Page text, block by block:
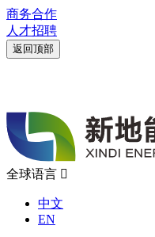
商务合作
人才招聘
返回顶部
全球语言 
中文
EN